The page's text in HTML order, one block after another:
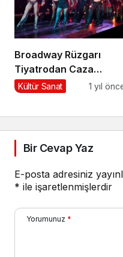
Broadway Rüzgarı
Tiyatrodan Caza
Dopdolu Bir Program
Kültür Sanat 1 yıl
Bir Cevap Yaz
E-posta adresiniz
* ile işaretlenmişlerdir
Yorumunuz *